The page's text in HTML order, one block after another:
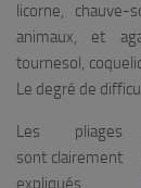
licorne,
animaux, et
tournesol,
Le degré de
Les pliages
sont clairement
expliqués,